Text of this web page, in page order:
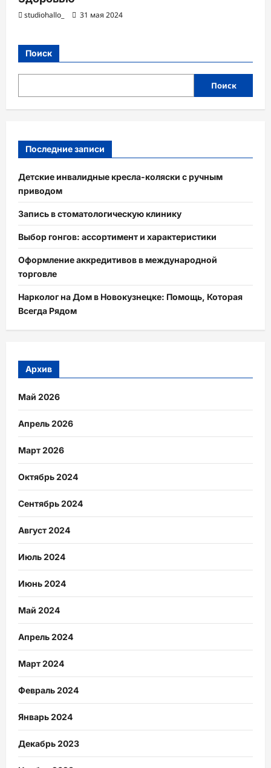
studiohallo_ 31 мая 2024
Поиск
Поиск
Последние записи
Детские инвалидные кресла-коляски с ручным
приводом
Запись в стоматологическую клинику
Выбор гонгов: ассортимент и характеристики
Оформление аккредитивов в международной
торговле
Нарколог на Дом в Новокузнецке: Помощь, Которая
Всегда Рядом
Архив
Май 2026
Апрель 2026
Март 2026
Октябрь 2024
Сентябрь 2024
Август 2024
Июль 2024
Июнь 2024
Май 2024
Апрель 2024
Март 2024
Февраль 2024
Январь 2024
Декабрь 2023